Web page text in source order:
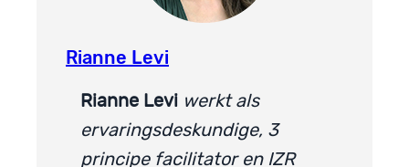
Rianne Levi
Rianne Levi werkt als
ervaringsdeskundige, 3
principe facilitator en IZR